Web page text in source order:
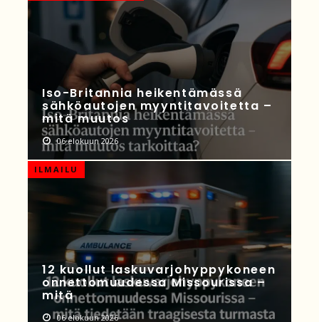
Iso-Britannia heikentämässä
sähköautojen myyntitavoitetta –
mitä muutos
06 elokuun 2026
ILMAILU
12 kuollut laskuvarjohyppykoneen
onnettomuudessa Missourissa –
mitä
06 elokuun 2026